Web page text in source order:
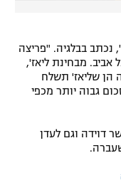
נכתב בבלגיה. "פריצה
מבחינת ליאז',
הן שליאז' תשלח
גבוה יותר מכפי
דוידה וגם לעדן